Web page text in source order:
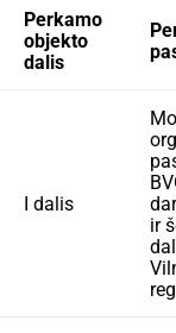
Perkamo
objekto
dalis
I dalis
ir